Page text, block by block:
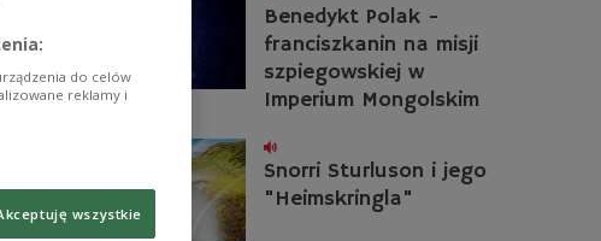
Benedykt Polak -
franciszkanin na misji
szpiegowskiej w
Imperium Mongolskim
Snorri Sturluson i jego
"Heimskringla"
do celów
reklamy i
wszystkie